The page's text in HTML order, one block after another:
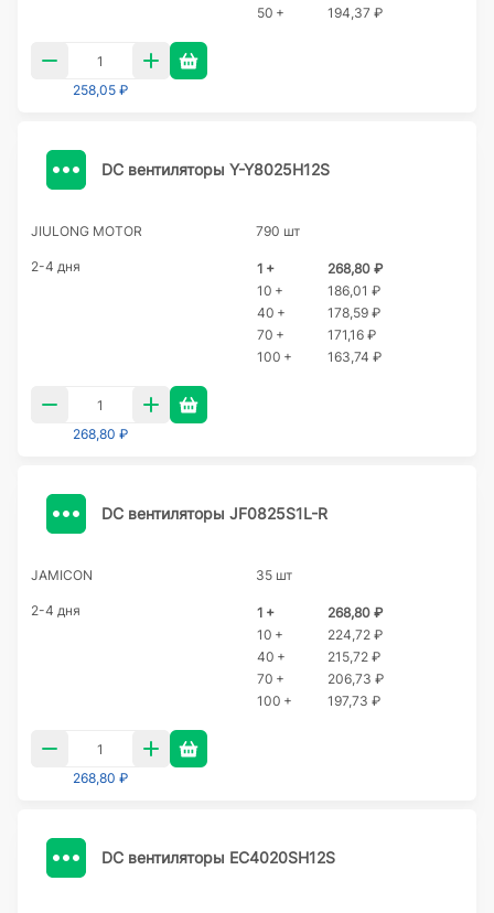
50 +
194,37 ₽
258,05 ₽
DC вентиляторы Y-Y8025H12S
JIULONG MOTOR 790 шт
2-4 дня 1 +
268,80 ₽
10 +
186,01 ₽
40 +
178,59 ₽
70 +
171,16 ₽
100 +
163,74 ₽
268,80 ₽
DC вентиляторы JF0825S1L-R
JAMICON 35 шт
2-4 дня 1 +
268,80 ₽
10 +
224,72 ₽
40 +
215,72 ₽
70 +
206,73 ₽
100 +
197,73 ₽
268,80 ₽
DC вентиляторы EC4020SH12S